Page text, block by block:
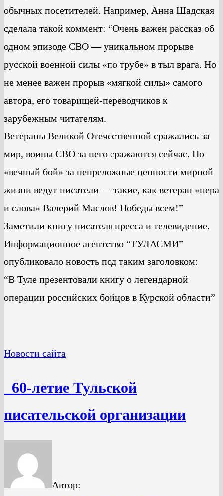
обычных посетителей. Например, Анна Шадская
сделала такой коммент: “Очень важен рассказ об
одном эпизоде СВО — уникальном прорыве
русской военной силы «по трубе» в тыл врага. Но
не менее важен прорыв «мягкой силы» самого
автора, его товарищей-переводчиков к
зарубежным читателям.
Ветераны Великой Отечественной сражались за
мир, воины СВО за него сражаются сейчас. Но
«вечный бой» за непреложные ценности мирной
жизни ведут писатели — такие, как ветеран «пера
и слова» Валерий Маслов! Победы всем!”
Заметили книгу писателя пресса и телевидение.
Информационное агентство “ТУЛАСМИ”
опубликовало новость под таким заголовком:
“В Туле презентовали книгу о легендарной
операции российских бойцов в Курской области”
Новости сайта
60-летие Тульской
писательской организации
Автор: